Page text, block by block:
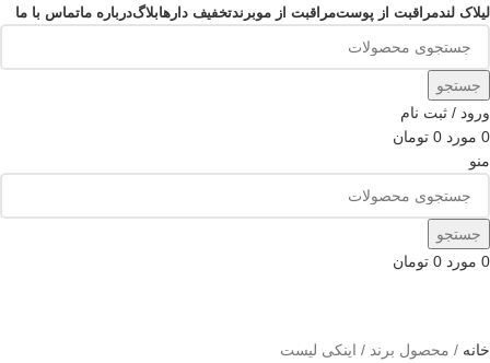
لیلاک لندمراقبت از پوستمراقبت از موبرندتخفیف دارهابلاگدرباره ماتماس با ما
جستجو
ورود / ثبت نام
0 مورد 0 تومان
منو
جستجو
0 مورد 0 تومان
خانه محصول برند
اینکی لیست